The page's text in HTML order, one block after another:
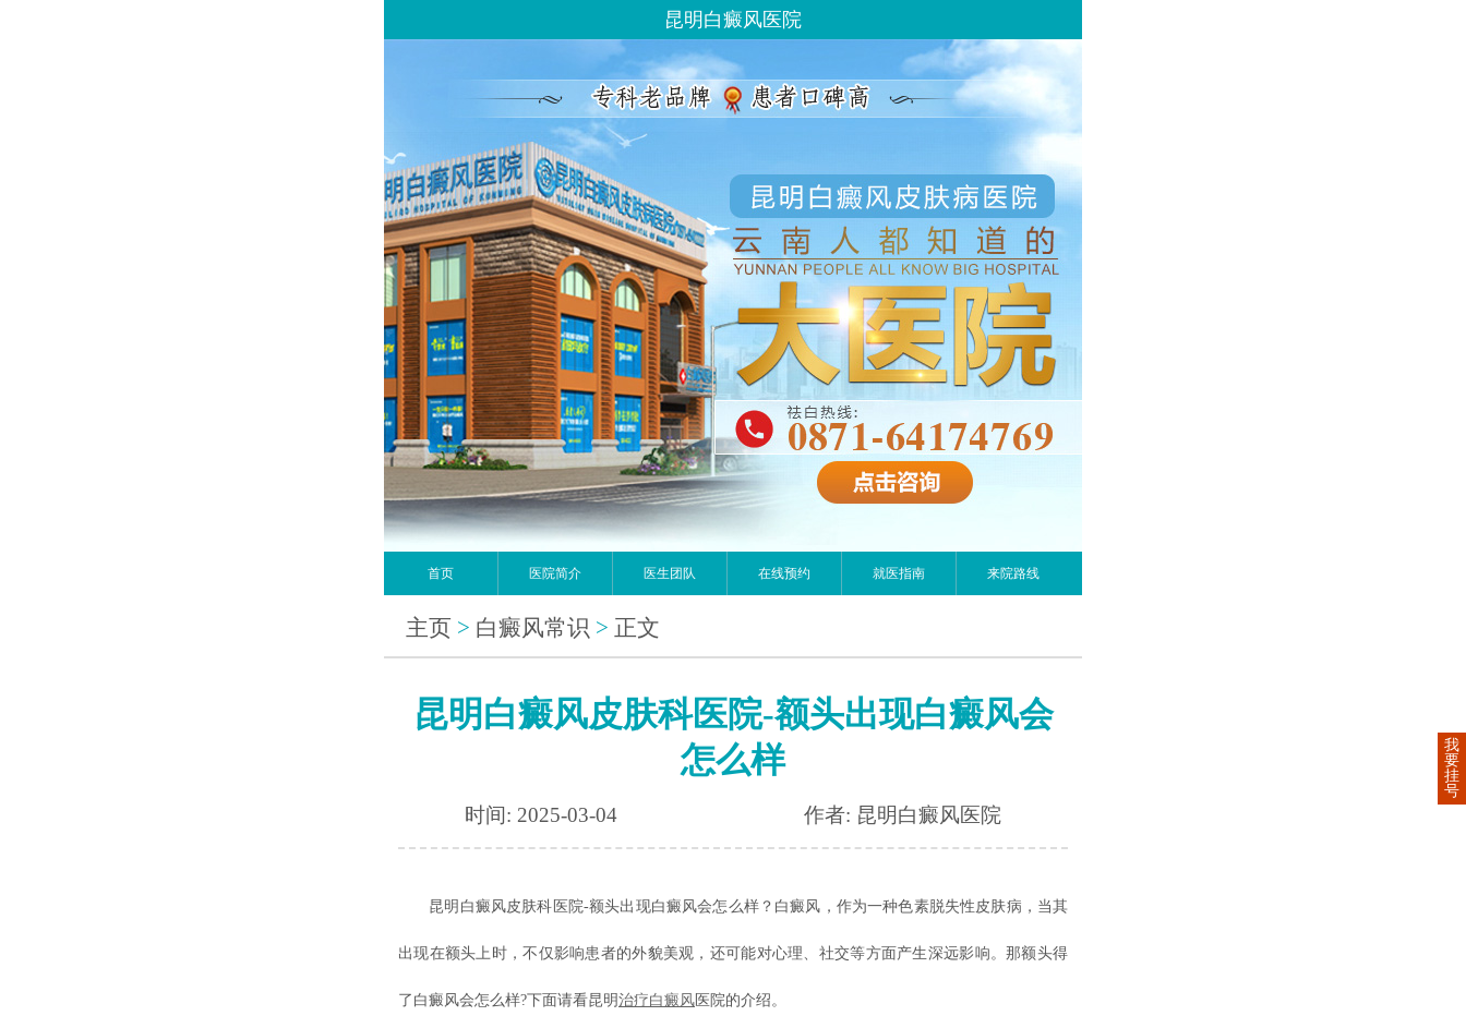
昆明白癜风医院
首页 医院简介 医生团队 在线预约 就医指南 来院路线
主页 > 白癜风常识 > 正文
昆明白癜风皮肤科医院-额头出现白癜风会
怎么样
时间: 2025-03-04 作者: 昆明白癜风医院
昆明白癜风皮肤科医院-额头出现白癜风会怎么样？白癜风，作为一种色素脱失性皮肤病，当其
出现在额头上时，不仅影响患者的外貌美观，还可能对心理、社交等方面产生深远影响。那额头得
了白癜风会怎么样?下面请看昆明治疗白癜风 医院的介绍。
我
要
挂
号